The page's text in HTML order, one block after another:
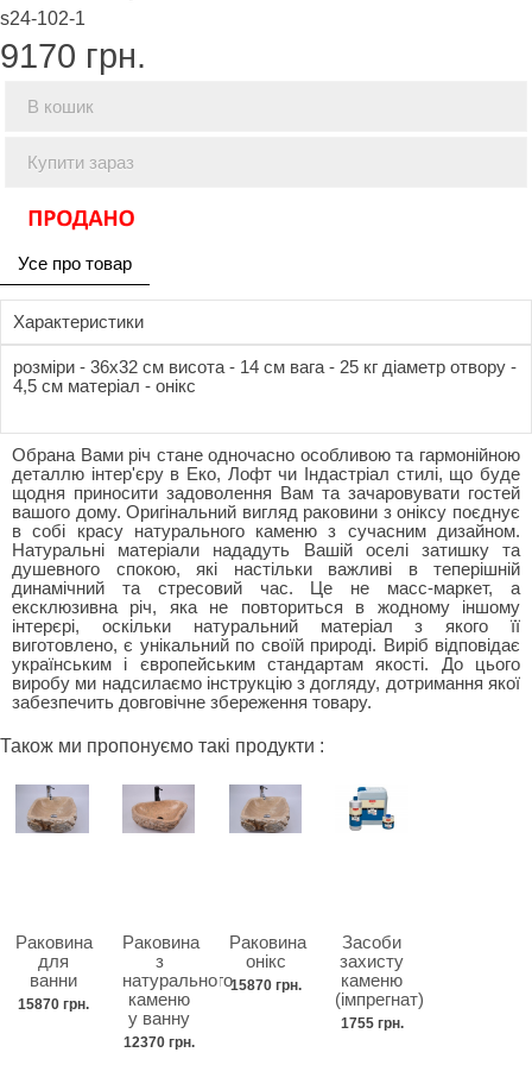
s24-102-1
9170 грн.
В кошик
Купити зараз
Усе про товар
Характеристики
розміри - 36x32 см висота - 14 см вага - 25 кг діаметр отвору -
4,5 см матеріал - онікс
Обрана Вами річ стане одночасно особливою та гармонійною
деталлю інтер'єру в Еко, Лофт чи Індастріал стилі, що буде
щодня приносити задоволення Вам та зачаровувати гостей
вашого дому. Оригінальний вигляд раковини з оніксу поєднує
в собі красу натурального каменю з сучасним дизайном.
Натуральні матеріали нададуть Вашій оселі затишку та
душевного спокою, які настільки важливі в теперішній
динамічний та стресовий час. Це не масс-маркет, а
ексклюзивна річ, яка не повториться в жодному іншому
інтерєрі, оскільки натуральний матеріал з якого її
виготовлено, є унікальний по своїй природі. Виріб відповідає
українським і європейським стандартам якості. До цього
виробу ми надсилаємо інструкцію з догляду, дотримання якої
забезпечить довговічне збереження товару.
Також ми пропонуємо такі продукти :
Раковина
для
ванни
15870 грн.
Раковина
з
натурального
каменю
у ванну
12370 грн.
Раковина
онікс
15870 грн.
Засоби
захисту
каменю
(імпрегнат)
1755 грн.